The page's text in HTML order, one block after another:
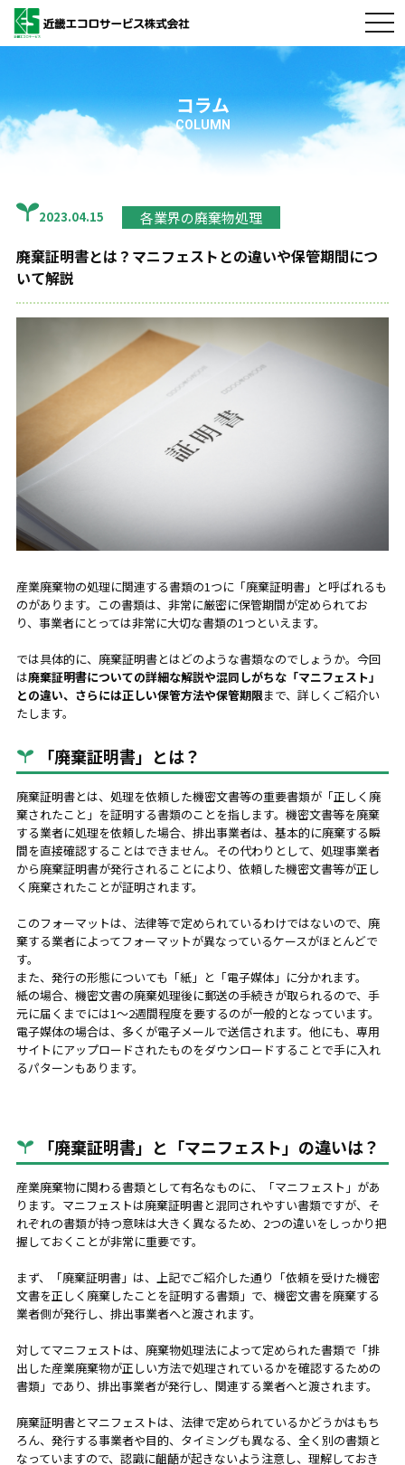
コラム
COLUMN
2023.04.15 各業界の廃棄物処理
廃棄証明書とは？マニフェストとの違いや保管期間につ
いて解説
産業廃棄物の処理に関連する書類の1つに「廃棄証明書」と呼ばれるも
のがあります。この書類は、非常に厳密に保管期間が定められてお
り、事業者にとっては非常に大切な書類の1つといえます。
では具体的に、廃棄証明書とはどのような書類なのでしょうか。今回
は廃棄証明書についての詳細な解説や混同しがちな「マニフェスト」
との違い、さらには正しい保管方法や保管期限まで、詳しくご紹介い
たします。
「廃棄証明書」とは？
廃棄証明書とは、処理を依頼した機密文書等の重要書類が「正しく廃
棄されたこと」を証明する書類のことを指します。機密文書等を廃棄
する業者に処理を依頼した場合、排出事業者は、基本的に廃棄する瞬
間を直接確認することはできません。その代わりとして、処理事業者
から廃棄証明書が発行されることにより、依頼した機密文書等が正し
く廃棄されたことが証明されます。
このフォーマットは、法律等で定められているわけではないので、廃
棄する業者によってフォーマットが異なっているケースがほとんどで
す。
また、発行の形態についても「紙」と「電子媒体」に分かれます。
紙の場合、機密文書の廃棄処理後に郵送の手続きが取られるので、手
元に届くまでには1～2週間程度を要するのが一般的となっています。
電子媒体の場合は、多くが電子メールで送信されます。他にも、専用
サイトにアップロードされたものをダウンロードすることで手に入れ
るパターンもあります。
「廃棄証明書」と「マニフェスト」の違いは？
産業廃棄物に関わる書類として有名なものに、「マニフェスト」があ
ります。マニフェストは廃棄証明書と混同されやすい書類ですが、そ
れぞれの書類が持つ意味は大きく異なるため、2つの違いをしっかり把
握しておくことが非常に重要です。
まず、「廃棄証明書」は、上記でご紹介した通り「依頼を受けた機密
文書を正しく廃棄したことを証明する書類」で、機密文書を廃棄する
業者側が発行し、排出事業者へと渡されます。
対してマニフェストは、廃棄物処理法によって定められた書類で「排
出した産業廃棄物が正しい方法で処理されているかを確認するための
書類」であり、排出事業者が発行し、関連する業者へと渡されます。
廃棄証明書とマニフェストは、法律で定められているかどうかはもち
ろん、発行する事業者や目的、タイミングも異なる、全く別の書類と
なっていますので、認識に齟齬が起きないよう注意し、理解しておき